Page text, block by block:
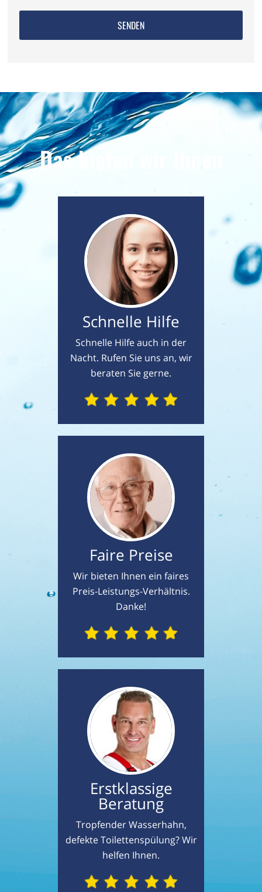
Das bieten wir Ihnen
Schnelle Hilfe
Schnelle Hilfe auch in der
Nacht. Rufen Sie uns an, wir
beraten Sie gerne.
Faire Preise
Wir bieten Ihnen ein faires
Preis-Leistungs-Verhältnis.
Danke!
Erstklassige
Beratung
Tropfender Wasserhahn,
defekte Toilettenspülung? Wir
helfen Ihnen.